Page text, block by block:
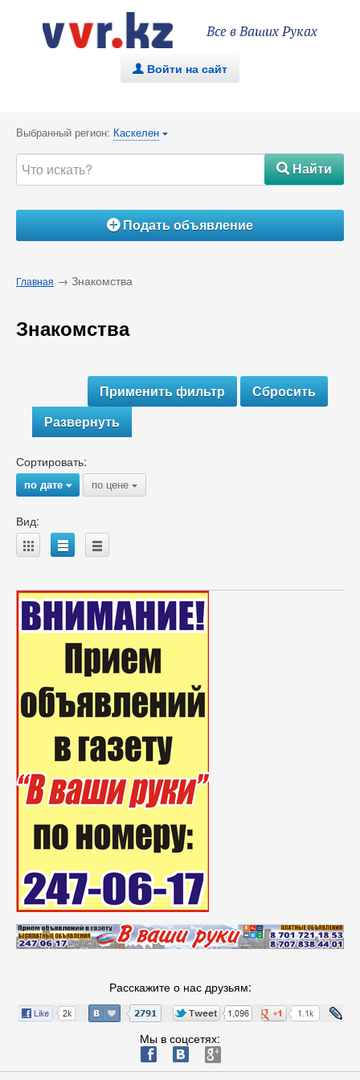
Все в Ваших Руках
. Войти на сайт
Выбранный регион: Каскелен {
#Найти
ÁПодать объявление
Главная → Знакомства
Знакомства
Развернуть
Сортировать:
по дате{ по цене {
Вид:
A B C
Расскажите о нас друзьям:
Мы в соцсетях:
ä æ è